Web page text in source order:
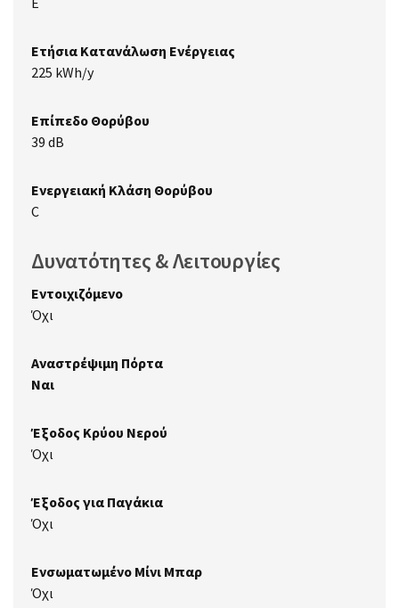
Ετήσια Κατανάλωση Ενέργειας
225 kWh/y
Επίπεδο Θορύβου
39 dB
Ενεργειακή Κλάση Θορύβου
C
Δυνατότητες & Λειτουργίες
Εντοιχιζόμενο
Όχι
Αναστρέψιμη Πόρτα
Ναι
Έξοδος Κρύου Νερού
Όχι
Έξοδος για Παγάκια
Όχι
Ενσωματωμένο Μίνι Μπαρ
Όχι